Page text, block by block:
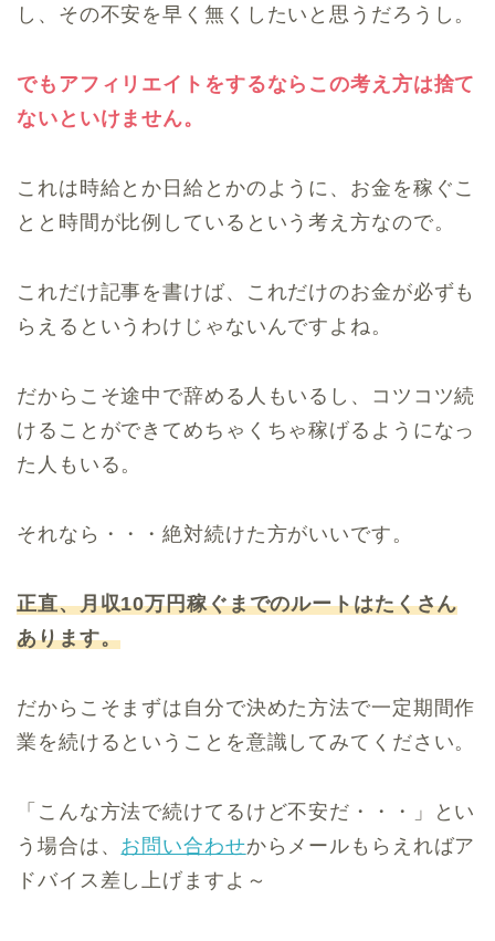
し、その不安を早く無くしたいと思うだろうし。
でもアフィリエイトをするならこの考え方は捨て
ないといけません。
これは時給とか日給とかのように、お金を稼ぐこ
とと時間が比例しているという考え方なので。
これだけ記事を書けば、これだけのお金が必ずも
らえるというわけじゃないんですよね。
だからこそ途中で辞める人もいるし、コツコツ続
けることができてめちゃくちゃ稼げるようになっ
た人もいる。
それなら・・・絶対続けた方がいいです。
正直、月収10万円稼ぐまでのルートはたくさん
あります。
だからこそまずは自分で決めた方法で一定期間作
業を続けるということを意識してみてください。
「こんな方法で続けてるけど不安だ・・・」とい
う場合は、 お問い合わせからメールもらえればア
ドバイス差し上げますよ～